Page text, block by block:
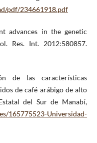
pdf/234661918.pdf
advances in the genetic
Res. Int. 2012:580857.
de las características
de café arábigo de alto
del Sur de Manabí,
165775523-Universidad-